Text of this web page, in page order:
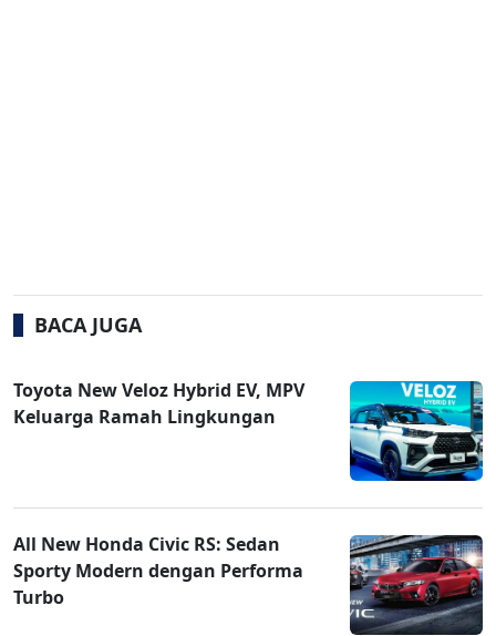
BACA JUGA
Toyota New Veloz Hybrid EV, MPV
Keluarga Ramah Lingkungan
All New Honda Civic RS: Sedan
Sporty Modern dengan Performa
Turbo